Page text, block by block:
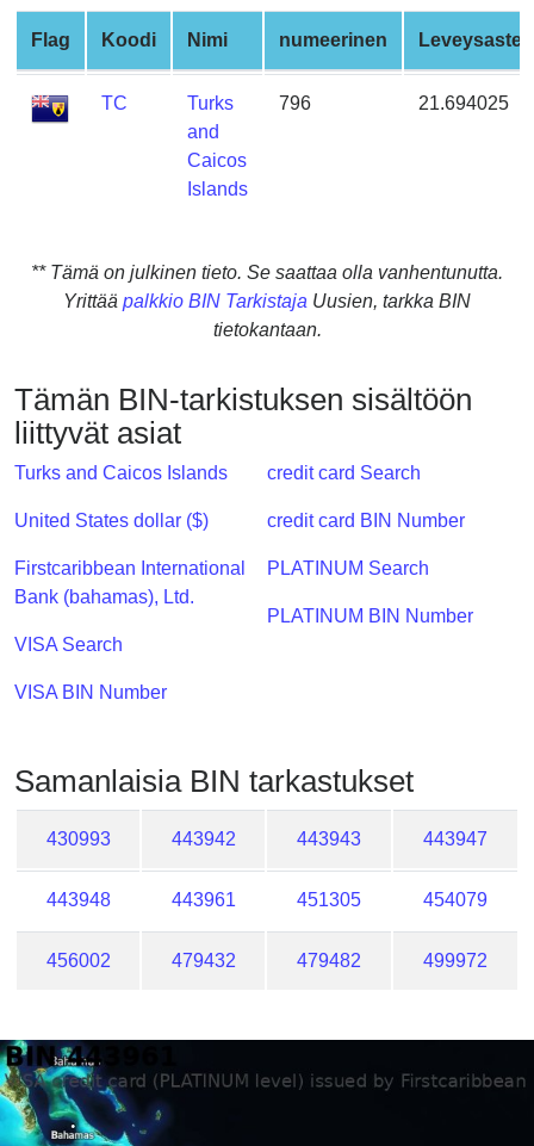
What
is
My
Lookup
/
Validator
Flag Koodi Nimi numeerinen Leveysaste
TC
Turks
and
Caicos
Islands
796 21.694025
** Tämä on julkinen tieto. Se saattaa olla vanhentunutta.
Yrittää palkkio BIN Tarkistaja Uusien, tarkka BIN
tietokantaan.
Tämän BIN-tarkistuksen sisältöön
liittyvät asiat
Turks and Caicos Islands
United States dollar ($)
Firstcaribbean International
Bank (bahamas), Ltd.
VISA Search
VISA BIN Number
credit card Search
credit card BIN Number
PLATINUM Search
PLATINUM BIN Number
Samanlaisia ​​BIN tarkastukset
430993 443942 443943 443947
443948 443961 451305 454079
456002 479432 479482 499972